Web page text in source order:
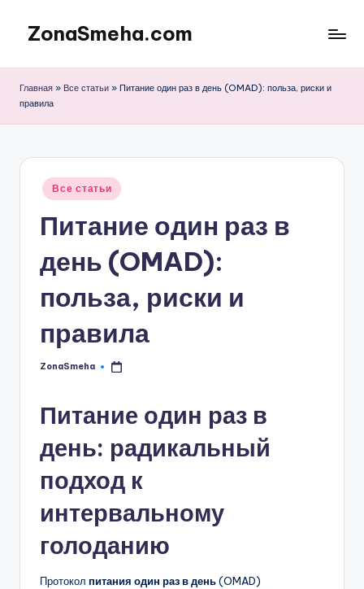
Перейти
содержимому
ZonaSmeha.com
Правильное
Главная » Все статьи » Питание один раз в день (OMAD): польза, риски и
правила
Опубликовано
Все статьи
Питание один раз в
день (OMAD):
польза, риски и
правила
Запись
ZonaSmeha
Питание один раз в
день: радикальный
подход к
интервальному
голоданию
Протокол питания один раз в день(OMAD)